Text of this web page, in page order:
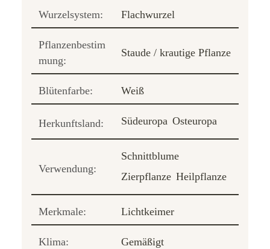
Wurzelsystem: Flachwurzel
Pflanzenbestim
mung:
Staude / krautige Pflanze
Blütenfarbe: Weiß
Herkunftsland: Südeuropa Osteuropa
Verwendung:
Schnittblume
Zierpflanze Heilpflanze
Merkmale: Lichtkeimer
Klima: Gemäßigt